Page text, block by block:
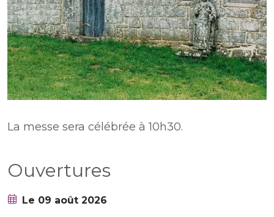
La messe sera célébrée à 10h30.
Ouvertures
Le 09 août 2026